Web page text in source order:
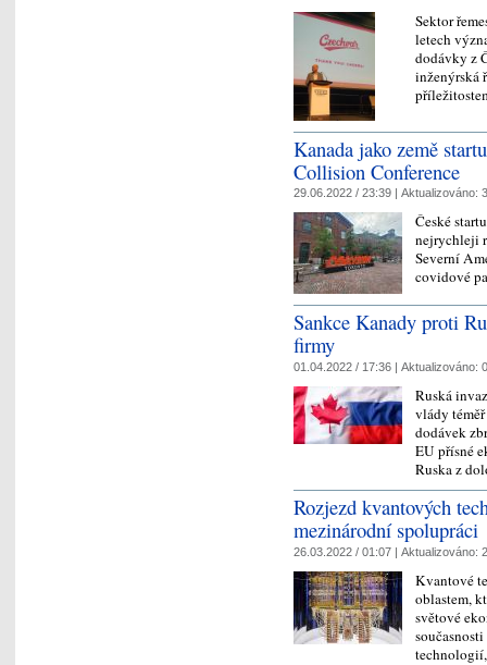
Sektor
letech
dodávky z
inženýrská
Kanada jako země
Collision Conference
29.06.2022 / 23:39 | Aktualizováno:
České
nejrychleji
Severní
covidové
Sankce Kanady proti
firmy
01.04.2022 / 17:36 | Aktualizováno:
Ruská
vlády
dodávek
EU přísné
Ruska z
Rozjezd kvantových
mezinárodní spolupráci
26.03.2022 / 01:07 | Aktualizováno:
Kvantové
oblastem,
světové